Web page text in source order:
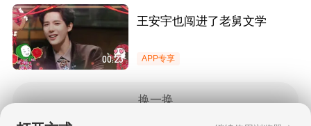
00:23
王安宇也闯进了老舅文学
APP专享
换一换